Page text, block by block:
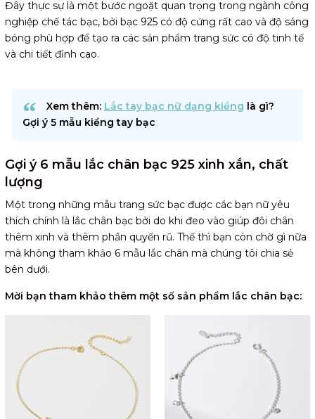
Đây thực sự là một bước ngoặt quan trọng trong ngành công
nghiệp chế tác bạc, bởi bạc 925 có độ cứng rất cao và độ sáng
bóng phù hợp để tạo ra các sản phẩm trang sức có độ tinh tế
và chi tiết đỉnh cao.
Xem thêm: Lắc tay bạc nữ dạng kiềng là gì?
Gợi ý 5 mẫu kiềng tay bạc
Gợi ý 6 mẫu lắc chân bạc 925 xinh xắn, chất
lượng
Một trong những mẫu trang sức bạc được các bạn nữ yêu
thích chính là lắc chân bạc bởi do khi đeo vào giúp đôi chân
thêm xinh và thêm phần quyến rũ. Thế thì bạn còn chờ gì nữa
mà không tham khảo 6 mẫu lắc chân mà chúng tôi chia sẻ
bên dưới.
Mời bạn tham khảo thêm một số sản phẩm lắc chân bạc: